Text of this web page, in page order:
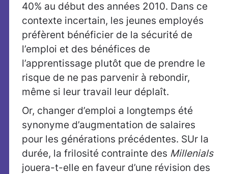
40% au début des années 2010. Dans ce
contexte incertain, les jeunes employés
préfèrent bénéficier de la sécurité de
l’emploi et des bénéfices de
l’apprentissage plutôt que de prendre le
risque de ne pas parvenir à rebondir,
même si leur travail leur déplaît.
Or, changer d’emploi a longtemps été
synonyme d’augmentation de salaires
pour les générations précédentes. SUr la
durée, la frilosité contrainte des Millenials
jouera-t-elle en faveur d’une révision des